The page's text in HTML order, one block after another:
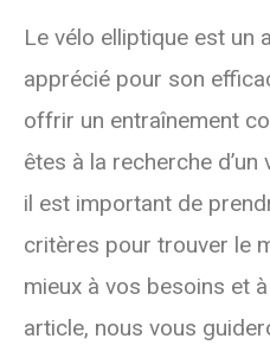
Le vélo elliptique est un
apprécié pour son
offrir un entraînement
êtes à la recherche
il est important de
critères pour trouver le
mieux à vos besoins et
article, nous vous